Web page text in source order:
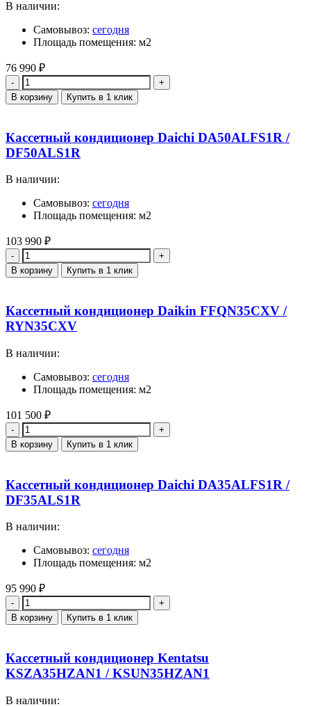
В наличии:
Самовывоз: сегодня
Площадь помещения: м2
76 990 ₽
Количество
В корзину Купить в 1 клик
Кассетный кондиционер Daichi DA50ALFS1R /
DF50ALS1R
В наличии:
Самовывоз: сегодня
Площадь помещения: м2
103 990 ₽
Количество
В корзину Купить в 1 клик
Кассетный кондиционер Daikin FFQN35CXV /
RYN35CXV
В наличии:
Самовывоз: сегодня
Площадь помещения: м2
101 500 ₽
Количество
В корзину Купить в 1 клик
Кассетный кондиционер Daichi DA35ALFS1R /
DF35ALS1R
В наличии:
Самовывоз: сегодня
Площадь помещения: м2
95 990 ₽
Количество
В корзину Купить в 1 клик
Кассетный кондиционер Kentatsu
KSZA35HZAN1 / KSUN35HZAN1
В наличии: